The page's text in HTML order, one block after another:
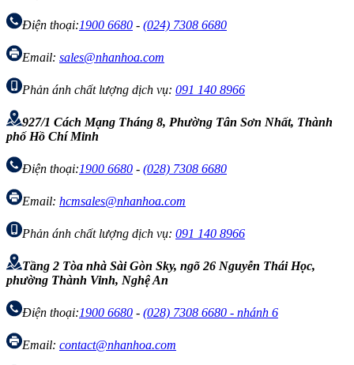
Điện thoại:1900 6680 - (024) 7308 6680
Email: sales@nhanhoa.com
Phản ánh chất lượng dịch vụ: 091 140 8966
927/1 Cách Mạng Tháng 8, Phường Tân Sơn Nhất, Thành
phố Hồ Chí Minh
Điện thoại:1900 6680 - (028) 7308 6680
Email: hcmsales@nhanhoa.com
Phản ánh chất lượng dịch vụ: 091 140 8966
Tầng 2 Tòa nhà Sài Gòn Sky, ngõ 26 Nguyễn Thái Học,
phường Thành Vinh, Nghệ An
Điện thoại:1900 6680 - (028) 7308 6680 - nhánh 6
Email: contact@nhanhoa.com